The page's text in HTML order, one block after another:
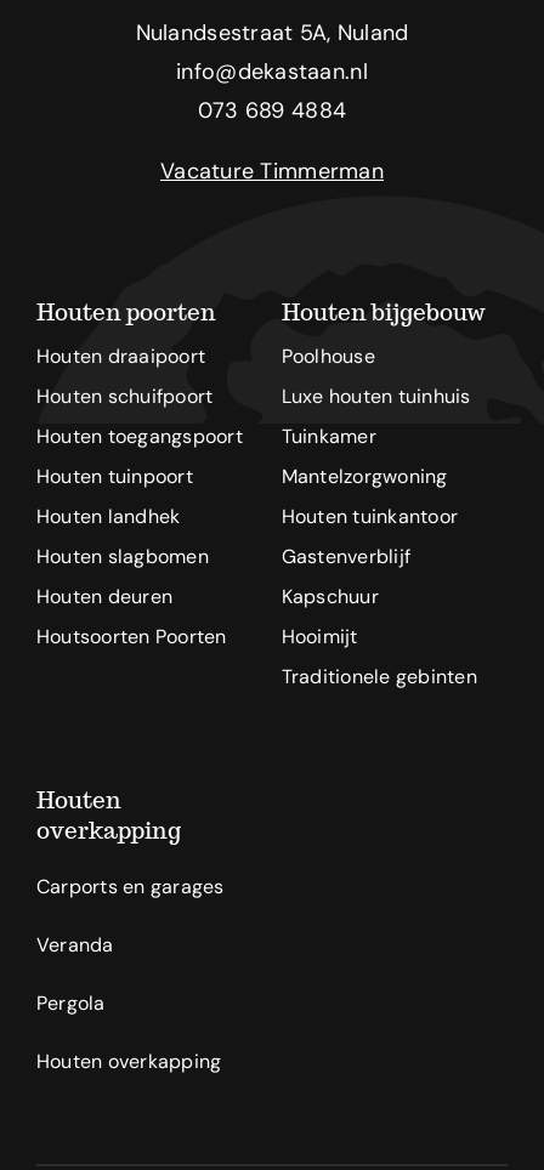
Nulandsestraat 5A, Nuland
info@dekastaan.nl
073 689 4884
Vacature Timmerman
Houten poorten
Houten draaipoort
Houten schuifpoort
Houten toegangspoort
Houten tuinpoort
Houten landhek
Houten slagbomen
Houten deuren
Houtsoorten Poorten
Houten bijgebouw
Poolhouse
Luxe houten tuinhuis
Tuinkamer
Mantelzorgwoning
Houten tuinkantoor
Gastenverblijf
Kapschuur
Hooimijt
Traditionele gebinten
Houten
overkapping
Carports en garages
Veranda
Pergola
Houten overkapping